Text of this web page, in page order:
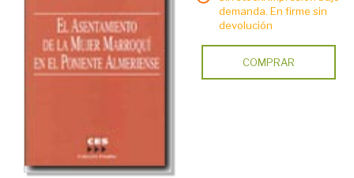
demanda. En firme sin
devolución
COMPRAR